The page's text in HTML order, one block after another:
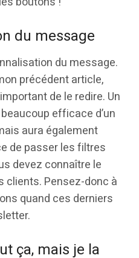
du message
du message.
précédent article,
de le redire. Un
efficace d’un
aura également
de passer les filtres
devez connaître le
clients. Pensez-donc à
quand ces derniers
ça, mais je la